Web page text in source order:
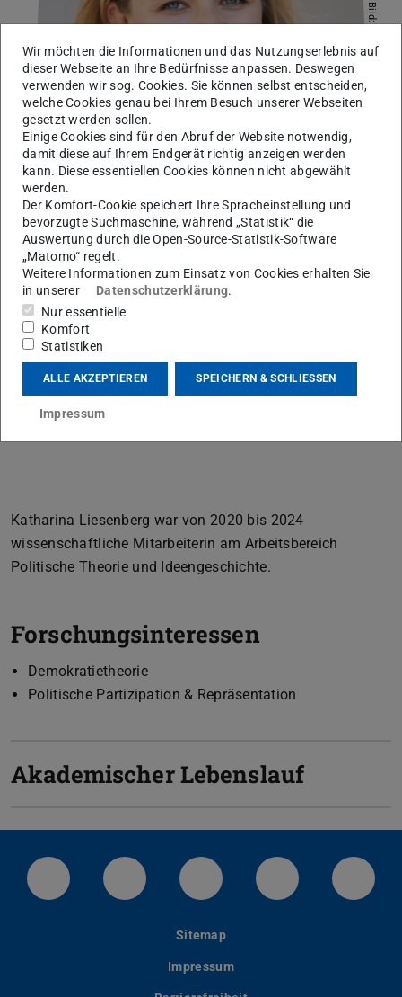
Bild: IfP
Ehem. wissenschaftliche Mitarbeiterin |
Doktorandin
Arbeitsgebiet(e)
Politische Theorie und Ideengeschichte
Kontakt
Residenzschloss 1
Katharina Liesenberg war von 2020 bis 2024
wissenschaftliche Mitarbeiterin am Arbeitsbereich
Politische Theorie und Ideengeschichte.
Forschungsinteressen
Demokratietheorie
Politische Partizipation & Repräsentation
Akademischer Lebenslauf
LinkedIn-Seite der TU Darmstadt
Instagram-Kanal der TU
Bluesky-Kanal der TU
Facebook-
Sitemap
Impressum
Wir möchten die Informationen und das Nutzungserlebnis auf
dieser Webseite an Ihre Bedürfnisse anpassen. Deswegen
verwenden wir sog. Cookies. Sie können selbst entscheiden,
welche Cookies genau bei Ihrem Besuch unserer Webseiten
gesetzt werden sollen.
Einige Cookies sind für den Abruf der Website notwendig,
damit diese auf Ihrem Endgerät richtig anzeigen werden
kann. Diese essentiellen Cookies können nicht abgewählt
werden.
Der Komfort-Cookie speichert Ihre Spracheinstellung und
bevorzugte Suchmaschine, während „Statistik“ die
Auswertung durch die Open-Source-Statistik-Software
„Matomo“ regelt.
Weitere Informationen zum Einsatz von Cookies erhalten Sie
in unserer
Datenschutzerklärung.
Nur essentielle
Komfort
Statistiken
ALLE AKZEPTIEREN SPEICHERN & SCHLIESSEN
Impressum